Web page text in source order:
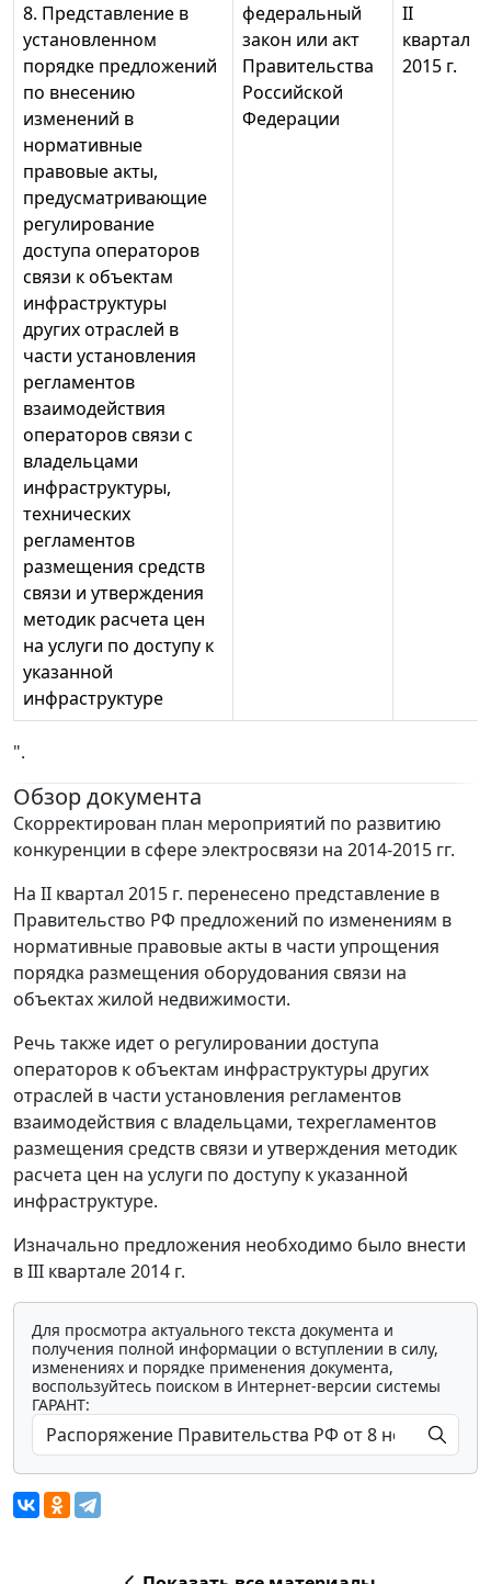
8. Представление в
установленном
порядке предложений
по внесению
изменений в
нормативные
правовые акты,
предусматривающие
регулирование
доступа операторов
связи к объектам
инфраструктуры
других отраслей в
части установления
регламентов
взаимодействия
операторов связи с
владельцами
инфраструктуры,
технических
регламентов
размещения средств
связи и утверждения
методик расчета цен
на услуги по доступу к
указанной
инфраструктуре
федеральный
закон или акт
Правительства
Российской
Федерации
II
квартал
2015 г.
".
Обзор документа
Скорректирован план мероприятий по развитию
конкуренции в сфере электросвязи на 2014-2015 гг.
На II квартал 2015 г. перенесено представление в
Правительство РФ предложений по изменениям в
нормативные правовые акты в части упрощения
порядка размещения оборудования связи на
объектах жилой недвижимости.
Речь также идет о регулировании доступа
операторов к объектам инфраструктуры других
отраслей в части установления регламентов
взаимодействия с владельцами, техрегламентов
размещения средств связи и утверждения методик
расчета цен на услуги по доступу к указанной
инфраструктуре.
Изначально предложения необходимо было внести
в III квартале 2014 г.
Для просмотра актуального текста документа и
получения полной информации о вступлении в силу,
изменениях и порядке применения документа,
воспользуйтесь поиском в Интернет-версии системы
ГАРАНТ: